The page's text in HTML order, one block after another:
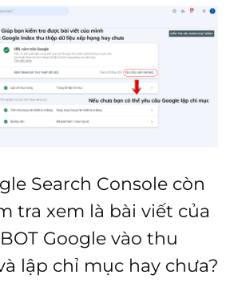
Search Console còn
tra xem là bài viết của
Google vào thu
lập chỉ mục hay chưa?